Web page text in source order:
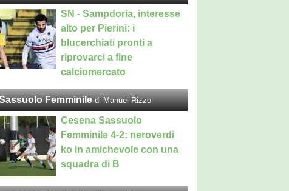
SN - Sampdoria, interesse
alto per Pierini: i
blucerchiati pronti a
riprovarci a fine
calciomercato
Femminile di Manuel Rizzo
Cesena Sassuolo
Femminile 4-2: neroverdi
ko in amichevole con una
squadra di B